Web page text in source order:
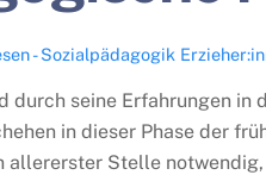
- Sozialpädagogik
durch seine Erfahrungen
in dieser Phase der
allererster Stelle